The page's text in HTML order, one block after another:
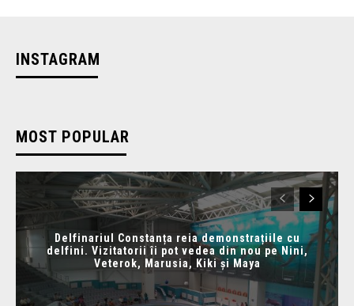
INSTAGRAM
MOST POPULAR
Delfinariul Constanța reia demonstrațiile cu
delfini. Vizitatorii îi pot vedea din nou pe Nini,
Veterok, Marusia, Kiki și Maya